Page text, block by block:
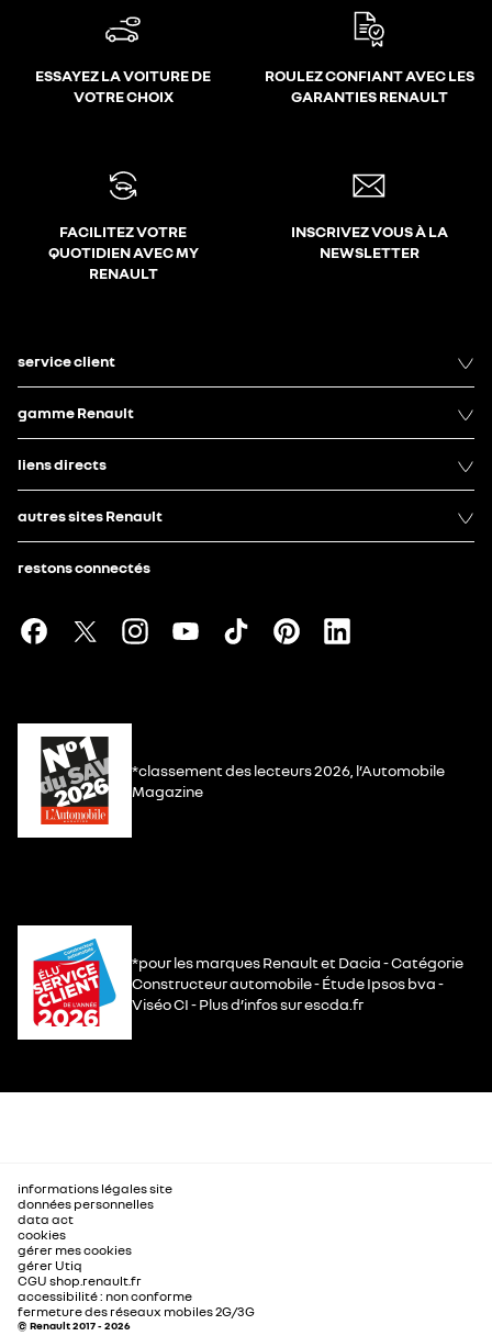
ESSAYEZ LA VOITURE DE
VOTRE CHOIX
ROULEZ CONFIANT AVEC LES
GARANTIES RENAULT
FACILITEZ VOTRE
QUOTIDIEN AVEC MY
RENAULT
INSCRIVEZ VOUS À LA
NEWSLETTER
service client
gamme Renault
liens directs
autres sites Renault
restons connectés
*classement des lecteurs 2026, l’Automobile
Magazine
*pour les marques Renault et Dacia - Catégorie
Constructeur automobile - Étude Ipsos bva -
Viséo CI - Plus d’infos sur escda.fr
informations légales site
données personnelles
data act
cookies
gérer mes cookies
gérer Utiq
CGU shop.renault.fr
accessibilité : non conforme
fermeture des réseaux mobiles 2G/3G
© Renault 2017 - 2026